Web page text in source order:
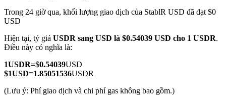
Phái sinh cổ phiếu, ngoại hối, kim loại quý và hàng hóa
Trong 24 giờ qua, khối lượng giao dịch của StablR USD đã đạt $0
USD
Hiện tại, tỷ giá USDR sang USD là $0.54039 USD cho 1 USDR.
Điều này có nghĩa là:
1USDR=$0.54039USD
$1USD=1.85051536USDR
(Lưu ý: Phí giao dịch và chi phí gas không bao gồm.)